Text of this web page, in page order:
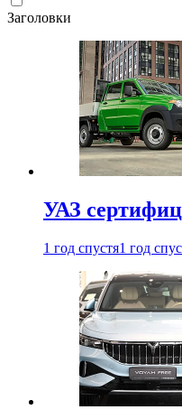
Заголовки
УАЗ
1 год спустя1 год